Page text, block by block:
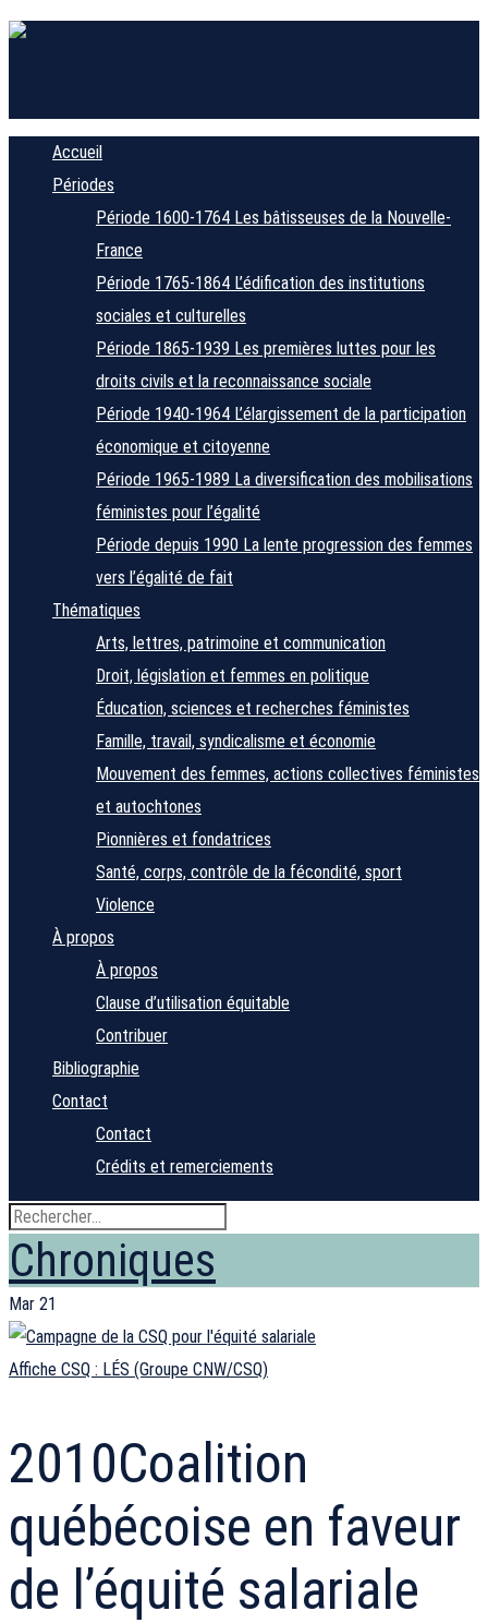
Accueil
Périodes
Période 1600-1764 Les bâtisseuses de la Nouvelle-
France
Période 1765-1864 L’édification des institutions
sociales et culturelles
Période 1865-1939 Les premières luttes pour les
droits civils et la reconnaissance sociale
Période 1940-1964 L’élargissement de la participation
économique et citoyenne
Période 1965-1989 La diversification des mobilisations
féministes pour l’égalité
Période depuis 1990 La lente progression des femmes
vers l’égalité de fait
Thématiques
Arts, lettres, patrimoine et communication
Droit, législation et femmes en politique
Éducation, sciences et recherches féministes
Famille, travail, syndicalisme et économie
Mouvement des femmes, actions collectives féministes
et autochtones
Pionnières et fondatrices
Santé, corps, contrôle de la fécondité, sport
Violence
À propos
À propos
Clause d’utilisation équitable
Contribuer
Bibliographie
Contact
Contact
Crédits et remerciements
Chroniques
Mar 21
Affiche CSQ : LÉS (Groupe CNW/CSQ)
2010Coalition
québécoise en faveur
de l’équité salariale